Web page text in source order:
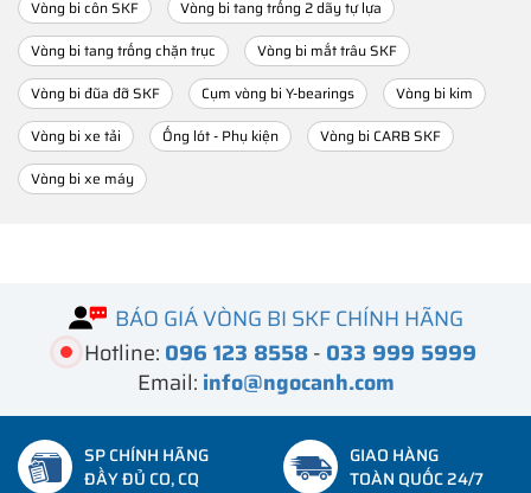
Vòng bi côn SKF
Vòng bi tang trống 2 dãy tự lựa
Vòng bi tang trống chặn trục
Vòng bi mắt trâu SKF
Vòng bi đũa đỡ SKF
Cụm vòng bi Y-bearings
Vòng bi kim
Vòng bi xe tải
Ống lót - Phụ kiện
Vòng bi CARB SKF
Vòng bi xe máy
BÁO GIÁ VÒNG BI SKF CHÍNH HÃNG
Hotline: 096 123 8558- 033 999 5999
Email: info@ngocanh.com
SP CHÍNH HÃNG
ĐẦY ĐỦ CO, CQ
GIAO HÀNG
TOÀN QUỐC 24/7